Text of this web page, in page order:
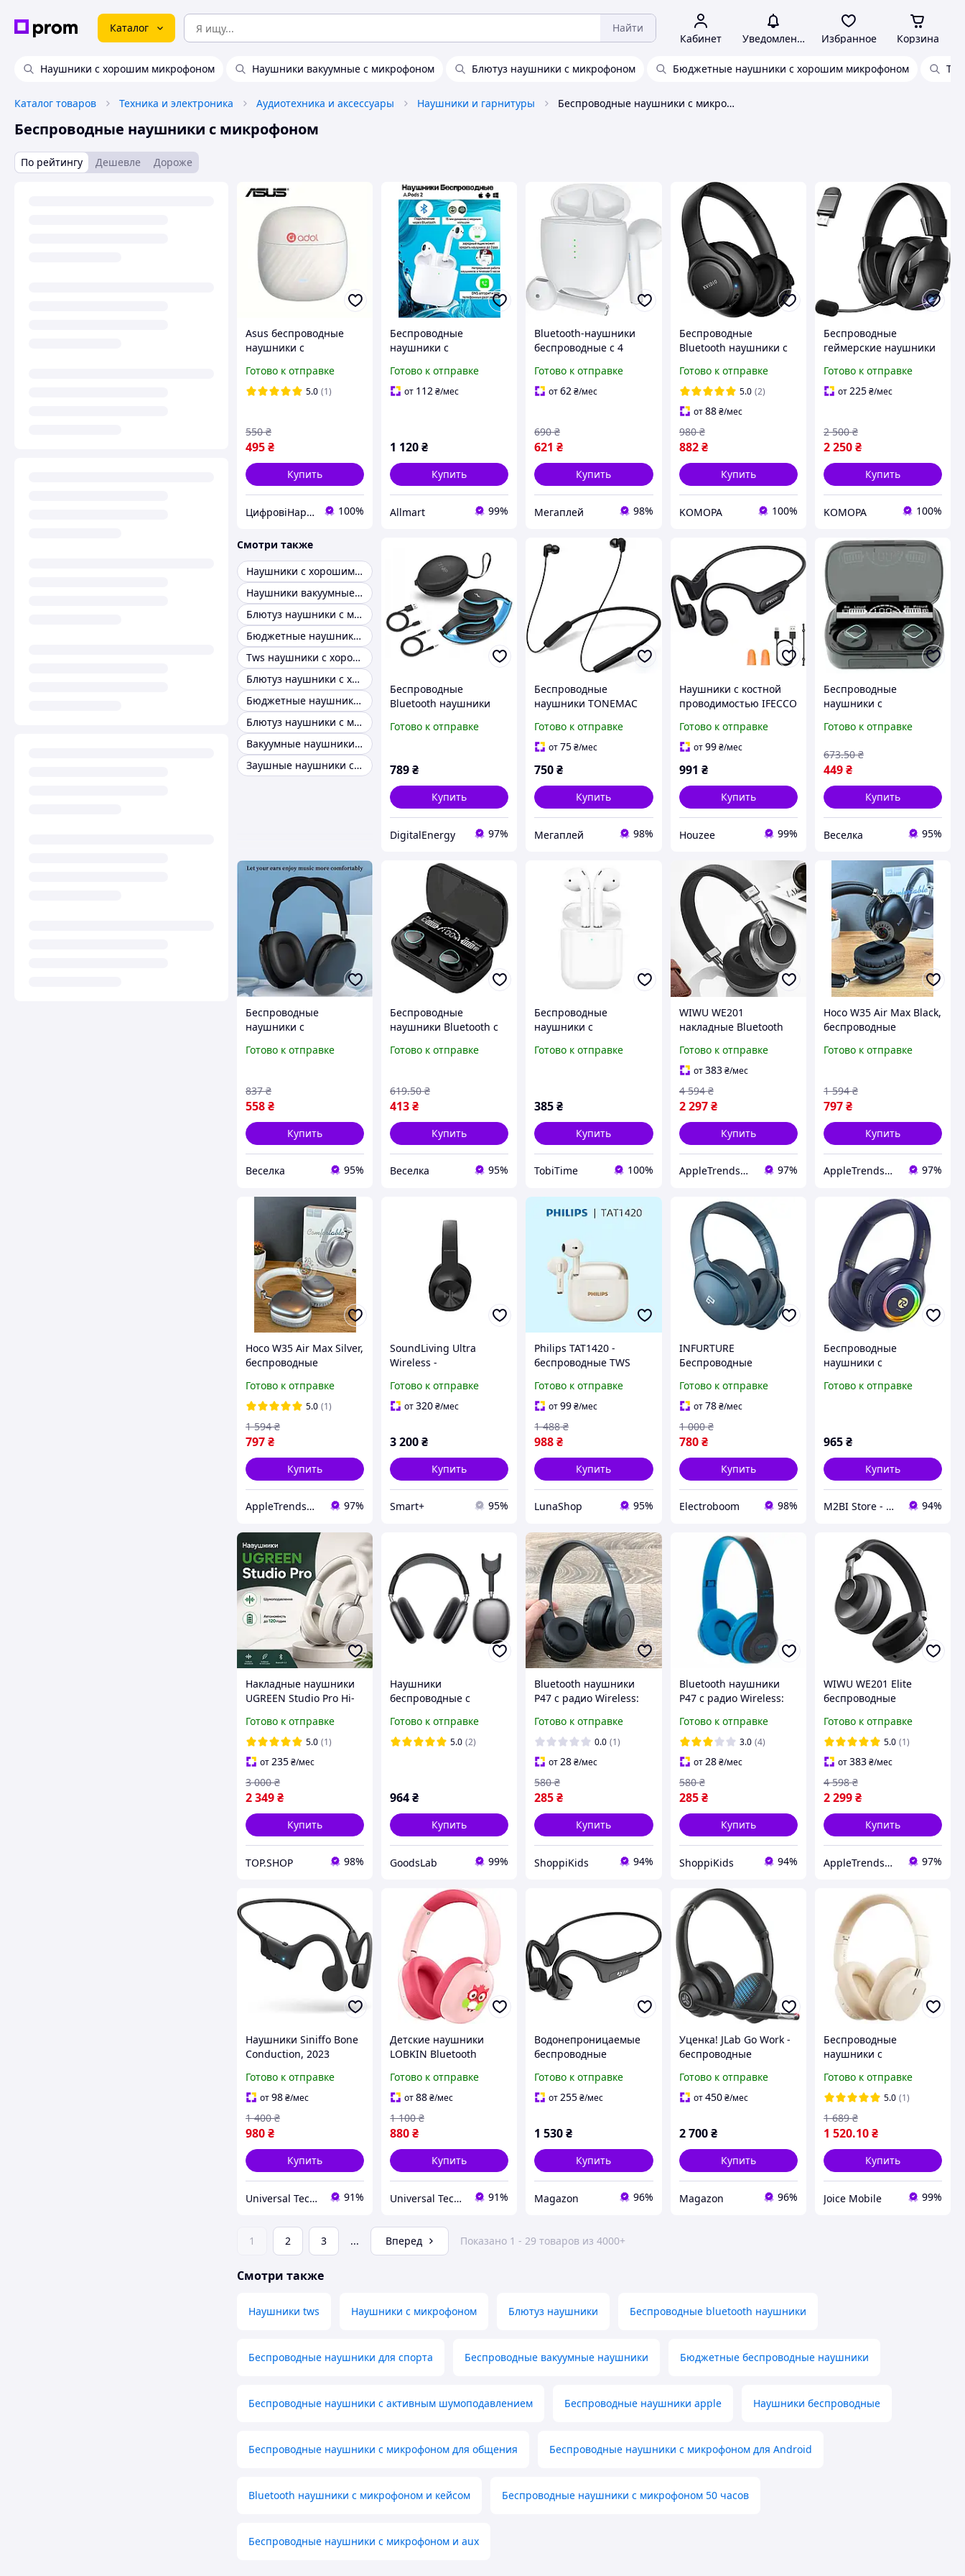
Каталог Найти
Кабинет Уведомления Избранное Корзина
Наушники с хорошим микрофоном Наушники вакуумные с микрофоном Блютуз наушники с микрофоном Бюджетные наушники с хорошим микрофоном
Каталог товаров Техника и электроника Аудиотехника и аксессуары Наушники и гарнитуры Беспроводные наушники с микрофоном
Беспроводные наушники с микрофоном
По рейтингу Дешевле Дороже
Asus беспроводные
наушники с
длительное время
работы батареи с
Готово к отправке
5.0 (1)
495₴
550 ₴
Купить
ЦифровіНаручніГодинники 100%
Беспроводные
наушники с
Airpods 2 поколения с
Bluetooth для iPhone
Готово к отправке
от 112₴/мес
1 120₴
Купить
Allmart 99%
Bluetooth-наушники
беспроводные с 4
сенсорный контроль с
кейсом
Готово к отправке
от62₴/мес
621 ₴
690 ₴
Купить
Мегаплей 98%
Беспроводные
Bluetooth наушники с
WH201A
Готово к отправке
5.0 (2)
от88 ₴/мес
882 ₴
980 ₴
Купить
KOMOPA 100%
Беспроводные
геймерские наушники
PS5/PS4/ПК/Switch,
Bluetooth 5.3, до 50
Готово к отправке
от225₴/мес
2 250₴
2 500 ₴
Купить
KOMOPA 100%
Смотри также
Наушники с хорошим микрофоном
Наушники вакуумные с микрофоном
Блютуз наушники с микрофоном
Бюджетные наушники с хорошим микрофоном
Tws наушники с хорошим микрофоном
Блютуз наушники с хорошим микрофоном
Бюджетные наушники с микрофоном
Блютуз наушники с микрофоном для телефона
Вакуумные наушники с проводами и микрофоном
Заушные наушники с Bluetooth
Беспроводные
Bluetooth наушники
складной конструкцией
Готово к отправке
789₴
Купить
DigitalEnergy 97%
Беспроводные
наушники TONEMAC
шейным ободом,
беспроводные
микрофоном для
тренировок
Готово к отправке
от75₴/мес
750₴
Купить
Мегаплей 98%
Наушники с костной
проводимостью IFECCO
Беспроводные
наушники с
спорта
Готово к отправке
от99 ₴/мес
991 ₴
Купить
Houzee 99%
Беспроводные
наушники с
Android и iOS Bluetooth
музыки и общения
FLAME
Готово к отправке
449₴
673.50 ₴
Купить
Веселка 95%
Беспроводные
наушники с
музыки и звонков с
Готово к отправке
558₴
837 ₴
Купить
Веселка 95%
Беспроводные
наушники Bluetooth с
PowerBank для
FLAME
Готово к отправке
413₴
619.50 ₴
Купить
Веселка 95%
Беспроводные
наушники с
BOROFONE BW89 в
Готово к отправке
385₴
Купить
TobiTime 100%
WIWU WE201
накладные Bluetooth
беспроводные
компактные с
телефона
Готово к отправке
от383 ₴/мес
2 297 ₴
4 594 ₴
Купить
AppleTrendsON 97%
Hoco W35 Air Max Black,
беспроводные
Bluetooth-наушники с
Готово к отправке
797₴
1 594 ₴
Купить
AppleTrendsON 97%
Hoco W35 Air Max Silver,
беспроводные
Bluetooth-наушники с
микрофоном
Готово к отправке
5.0 (1)
797₴
1 594 ₴
Купить
AppleTrendsON 97%
SoundLiving Ultra
Wireless -
наушники с
микрофоном -
шумоподавление
Готово к отправке
от320₴/мес
3 200₴
Купить
Smart+ 95%
Philips TAT1420 -
беспроводные TWS
микрофоном, Bluetooth
6.0 и 18 часами
автономности (Белые)
Готово к отправке
от99₴/мес
988₴
1 488 ₴
Купить
LunaShop 95%
INFURTURE
Беспроводные
наушники с
микрофоном, H1 3D
Deep Bass
Готово к отправке
от78 ₴/мес
780 ₴
1 000 ₴
Купить
Electroboom 98%
Беспроводные
наушники с
RB-760HB Bincorui
Готово к отправке
965₴
Купить
M2BI Store - мир техники и аксессуаров 94%
Накладные наушники
UGREEN Studio Pro Hi-
беспроводные
bluetooth наушники с
хорошим микрофоном
и шумоподавлением
Готово к отправке
5.0 (1)
от235₴/мес
2 349₴
3 000 ₴
Купить
TOP.SHOP 98%
Наушники
беспроводные с
BOROFONE BO35
Adorable BT
Готово к отправке
5.0 (2)
964₴
Купить
GoodsLab 99%
Bluetooth наушники
P47 с радио Wireless:
наушники с
микрофоном и FM
приемником
Готово к отправке
0.0 (1)
от28₴/мес
285₴
580 ₴
Купить
ShoppiKids 94%
Bluetooth наушники
P47 с радио Wireless:
наушники с
микрофоном и FM
приемником Синий
Готово к отправке
3.0 (4)
от28 ₴/мес
285 ₴
580 ₴
Купить
ShoppiKids 94%
WIWU WE201 Elite
беспроводные
наушники с
микрофоном
полноразмерные
закрытые
Готово к отправке
5.0 (1)
от383₴/мес
2 299₴
4 598 ₴
Купить
AppleTrendsON 97%
Наушники Siniffo Bone
Conduction, 2023
Беспроводные
Bluetooth-
тренировочные
наушники
Готово к отправке
от98₴/мес
980₴
1 400 ₴
Купить
Universal Techno 91%
Детские наушники
LOBKIN Bluetooth
микрофоном 55H
Playtime AUX Cord 85dB
Безопасный объем
Готово к отправке
от88₴/мес
880₴
1 100 ₴
Купить
Universal Techno 91%
Водонепроницаемые
беспроводные
проводимостью,
спортивная гарнитура
Витрина
Готово к отправке
от255₴/мес
1 530₴
Купить
Magazon 96%
Уценка! JLab Go Work -
беспроводные
микрофоном,
Bluetooth-гарнитура
часами
воспроизведения
Готово к отправке
от450 ₴/мес
2 700 ₴
Купить
Magazon 96%
Беспроводные
наушники с
Bowie D05 Bluetooth
5.3/Type-C Кремовый
(NGTD020202)
Готово к отправке
5.0 (1)
1 520.10₴
1 689 ₴
Купить
Joice Mobile 99%
1 2 3 ... Вперед Показано 1 - 29 товаров из 4000+
Смотри также
Наушники tws Наушники с микрофоном Блютуз наушники Беспроводные bluetooth наушники
Беспроводные наушники для спорта Беспроводные вакуумные наушники Бюджетные беспроводные наушники
Беспроводные наушники с активным шумоподавлением Беспроводные наушники apple Наушники беспроводные
Беспроводные наушники с микрофоном для общения Беспроводные наушники с микрофоном для Android
Bluetooth наушники с микрофоном и кейсом Беспроводные наушники с микрофоном 50 часов
Беспроводные наушники с микрофоном и aux